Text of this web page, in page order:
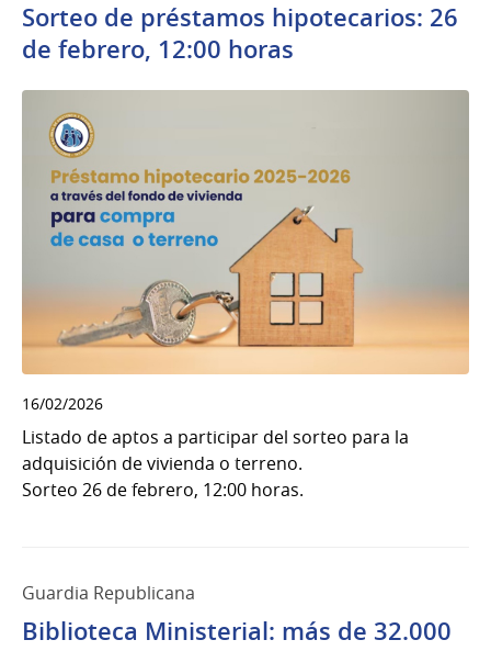
Sorteo de préstamos hipotecarios: 26
de febrero, 12:00 horas
16/02/2026
Listado de aptos a participar del sorteo para la
adquisición de vivienda o terreno.
Sorteo 26 de febrero, 12:00 horas.
Guardia Republicana
Biblioteca Ministerial: más de 32.000